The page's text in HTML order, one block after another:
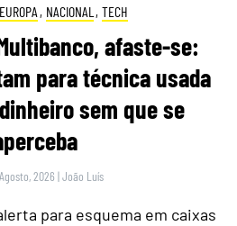
EUROPA , NACIONAL , TECH
afaste-se:
para técnica usada
sem que se
2026 |João Luís
para esquema em caixas